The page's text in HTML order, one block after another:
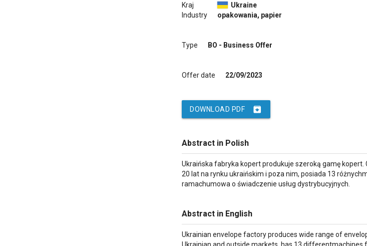
Kraj
Industry
Ukraine
opakowania, papier
Type BO - Business Offer
Offer date 22/09/2023
archive
DOWNLOAD PDF
Abstract in Polish
Ukraińska fabryka kopert produkuje szeroką gamę kopert.
20 lat na rynku ukraińskim i poza nim, posiada 13
ramachumowa o świadczenie usług dystrybucyjnych.
Abstract in English
Ukrainian envelope factory produces wide range of